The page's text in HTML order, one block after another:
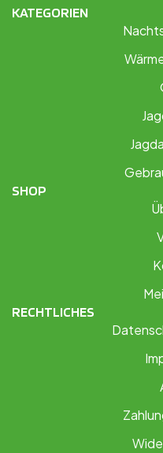
KATEGORIEN
SHOP
RECHTLICHES